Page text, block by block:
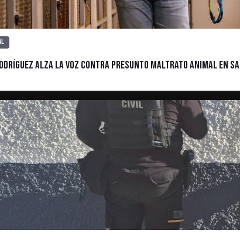
Alza la Voz Contra Presunto Maltrato Animal en